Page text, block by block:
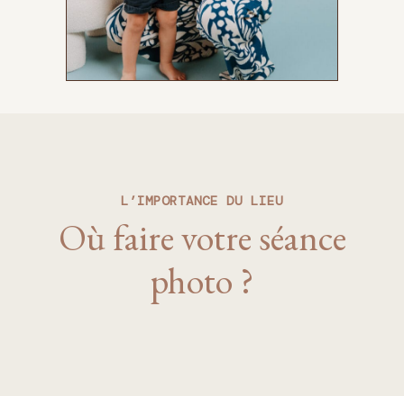
L’IMPORTANCE DU LIEU
Où faire votre séance
photo ?